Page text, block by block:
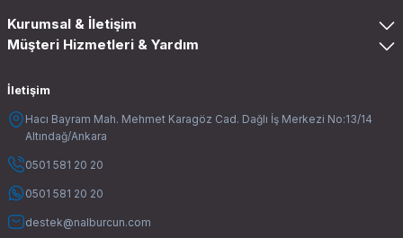
Kurumsal & İletişim
Müşteri Hizmetleri & Yardım
İletişim
Hacı Bayram Mah. Mehmet Karagöz Cad. Dağlı İş Merkezi No:13/14
Altındağ/Ankara
0501 581 20 20
0501 581 20 20
destek@nalburcun.com